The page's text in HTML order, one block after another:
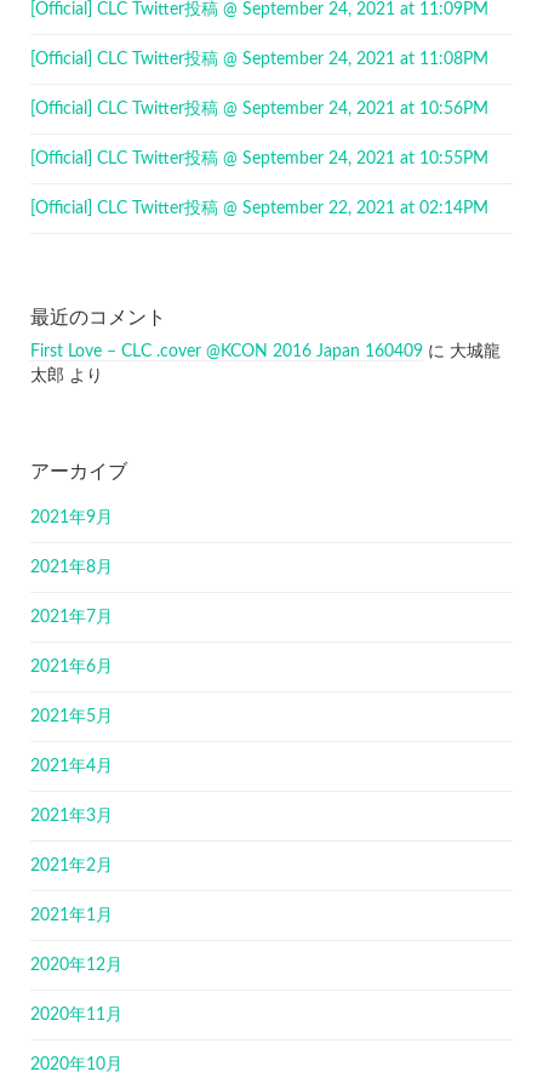
[Official] CLC Twitter投稿 @ September 24, 2021 at 11:09PM
[Official] CLC Twitter投稿 @ September 24, 2021 at 11:08PM
[Official] CLC Twitter投稿 @ September 24, 2021 at 10:56PM
[Official] CLC Twitter投稿 @ September 24, 2021 at 10:55PM
[Official] CLC Twitter投稿 @ September 22, 2021 at 02:14PM
最近のコメント
First Love – CLC .cover @KCON 2016 Japan 160409 に 大城龍
太郎 より
アーカイブ
2021年9月
2021年8月
2021年7月
2021年6月
2021年5月
2021年4月
2021年3月
2021年2月
2021年1月
2020年12月
2020年11月
2020年10月